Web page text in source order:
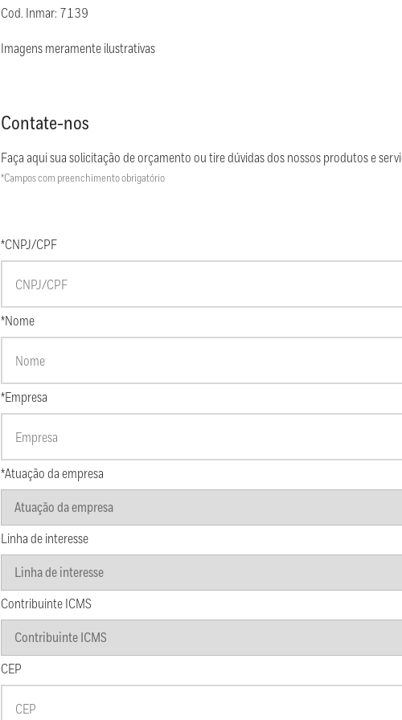
Cod. Inmar: 7139
Imagens meramente ilustrativas
Contate-nos
Faça aqui sua solicitação de orçamento ou tire dúvidas dos nossos produtos e
*Campos com preenchimento obrigatório
*CNPJ/CPF
*Nome
*Empresa
*Atuação da empresa
Linha de interesse
Contribuinte ICMS
CEP